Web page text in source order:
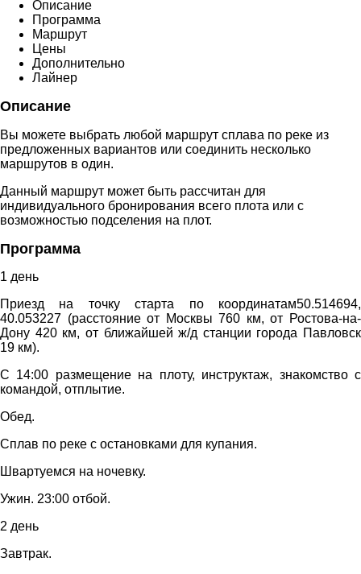
Описание
Программа
Маршрут
Цены
Дополнительно
Лайнер
Описание
Вы можете выбрать любой маршрут сплава по реке из
предложенных вариантов или соединить несколько
маршрутов в один.
Данный маршрут может быть рассчитан для
индивидуального бронирования всего плота или с
возможностью подселения на плот.
Программа
1 день
Приезд на точку старта по координатам50.514694,
40.053227 (расстояние от Москвы 760 км, от Ростова-на-
Дону 420 км, от ближайшей ж/д станции города Павловск
19 км).
С 14:00 размещение на плоту, инструктаж, знакомство с
командой, отплытие.
Обед.
Сплав по реке с остановками для купания.
Швартуемся на ночевку.
Ужин. 23:00 отбой.
2 день
Завтрак.